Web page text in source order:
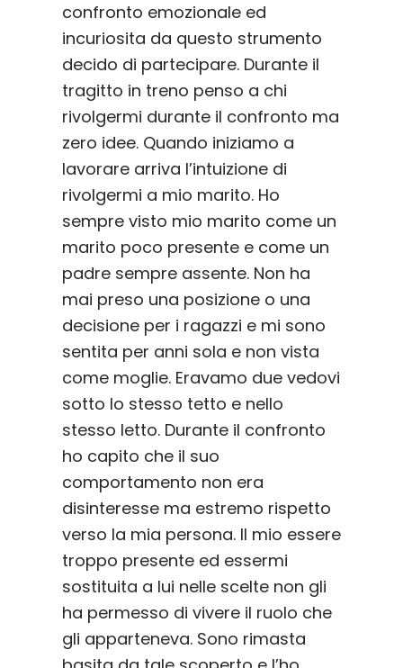
confronto emozionale ed
incuriosita da questo strumento
decido di partecipare. Durante il
tragitto in treno penso a chi
rivolgermi durante il confronto ma
zero idee. Quando iniziamo a
lavorare arriva l’intuizione di
rivolgermi a mio marito. Ho
sempre visto mio marito come un
marito poco presente e come un
padre sempre assente. Non ha
mai preso una posizione o una
decisione per i ragazzi e mi sono
sentita per anni sola e non vista
come moglie. Eravamo due vedovi
sotto lo stesso tetto e nello
stesso letto. Durante il confronto
ho capito che il suo
comportamento non era
disinteresse ma estremo rispetto
verso la mia persona. Il mio essere
troppo presente ed essermi
sostituita a lui nelle scelte non gli
ha permesso di vivere il ruolo che
gli apparteneva. Sono rimasta